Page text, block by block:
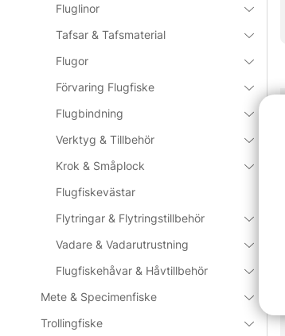
Fluglinor
Tafsar & Tafsmaterial
Flugor
Förvaring Flugfiske
Flugbindning
Verktyg & Tillbehör
Krok & Småplock
Flugfiskevästar
Flytringar & Flytringstillbehör
Vadare & Vadarutrustning
Flugfiskehåvar & Håvtillbehör
Mete & Specimenfiske
Trollingfiske